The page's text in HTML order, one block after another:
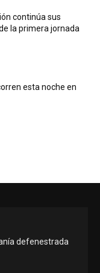
continúa sus
la primera jornada
esta noche en
defenestrada